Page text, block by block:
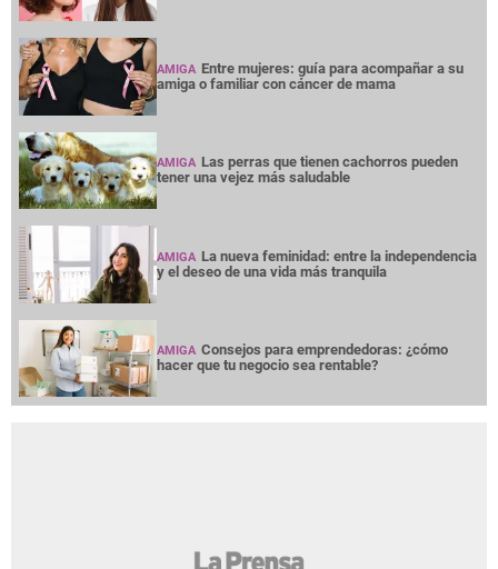
AMIGA Entre mujeres: guía para acompañar a su
amiga o familiar con cáncer de mama
AMIGA Las perras que tienen cachorros pueden
tener una vejez más saludable
AMIGA La nueva feminidad: entre la independencia
y el deseo de una vida más tranquila
AMIGA Consejos para emprendedoras: ¿cómo
hacer que tu negocio sea rentable?